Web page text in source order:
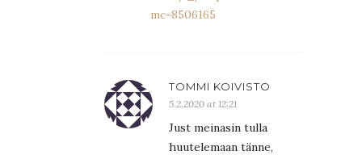
mc=8506165
TOMMI KOIVISTO
5.2.2020 at 12:21
Just meinasin tulla
huutelemaan tänne,